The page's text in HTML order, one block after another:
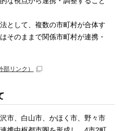
として、複数の市町村が合体す
そのままで関係市町村が連携・
部リンク）
市、白山市、かほく市、野々市